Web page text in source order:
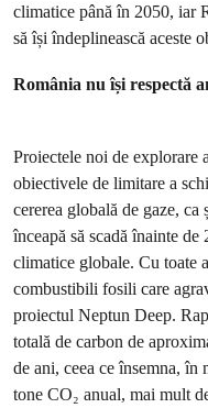
climatice până în 2050, iar
să își îndeplinească aceste
România nu își respectă
Proiectele noi de explorare
obiectivele de limitare a
cererea globală de gaze,
înceapă să scadă înainte
climatice globale. Cu toate
combustibili fosili care
proiectul Neptun Deep.
totală de carbon de
de ani, ceea ce însemna,
tone CO₂ anual, mai mult